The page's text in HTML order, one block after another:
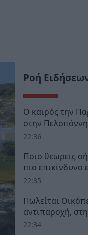
Ροή
Ο καιρός την
στην
22:36
Ποιο θεωρείς
πιο επικίνδυνο
22:35
Πωλείται
αντιπαροχή,
22:34